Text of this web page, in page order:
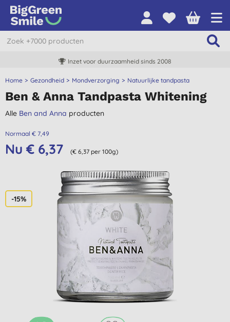
Inzet voor duurzaamheid sinds 2008
Home Gezondheid Mondverzorging Natuurlijke tandpasta
Ben & Anna Tandpasta Whitening
Alle Ben and Anna producten
Normaal € 7,49
Nu € 6,37 (€ 6,37 per 100g)
-15%